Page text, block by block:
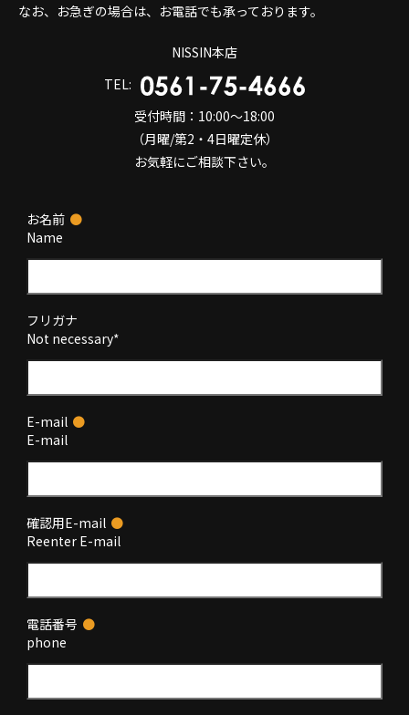
なお、お急ぎの場合は、お電話でも承っております。
NISSIN本店
TEL:
受付時間：10:00～18:00
（月曜/第2・4日曜定休）
お気軽にご相談下さい。
お名前 ●
Name
フリガナ
Not necessary*
E-mail ●
E-mail
確認用E-mail ●
Reenter E-mail
電話番号 ●
phone